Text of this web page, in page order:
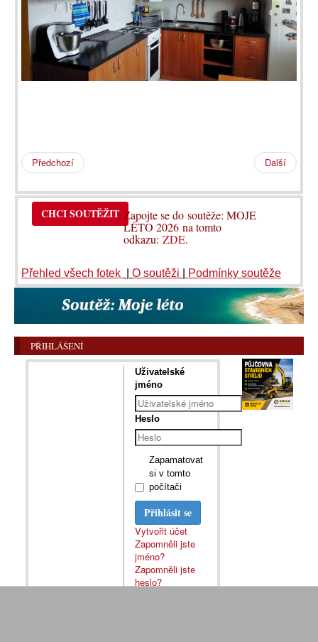
Předchozí Další
CHCI SOUTĚŽIT Zapojte se do soutěže: MOJE
LÉTO 2026 na tomto
odkazu:ZDE.
Přehled všech fotek O soutěži Podmínky soutěže
PŘIHLÁŠENÍ
Uživatelské
jméno
Heslo
Zapamatovat
si v tomto
počítači
Přihlásit se
Vytvořit účet
Zapomněli jste
jméno?
Zapomněli jste
heslo?